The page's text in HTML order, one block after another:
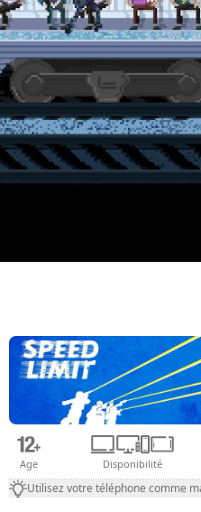
Age Disponibilité
Utilisez votre téléphone comme